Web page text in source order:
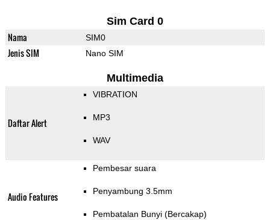
Sim Card 0
Nama SIM0
Jenis SIM Nano SIM
Multimedia
Daftar Alert
VIBRATION
MP3
WAV
Audio Features
Pembesar suara
Penyambung 3.5mm
Pembatalan Bunyi (Bercakap)